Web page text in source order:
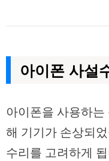
아이폰 사설
아이폰을 사용하
해 기기가 손상되
수리를 고려하게